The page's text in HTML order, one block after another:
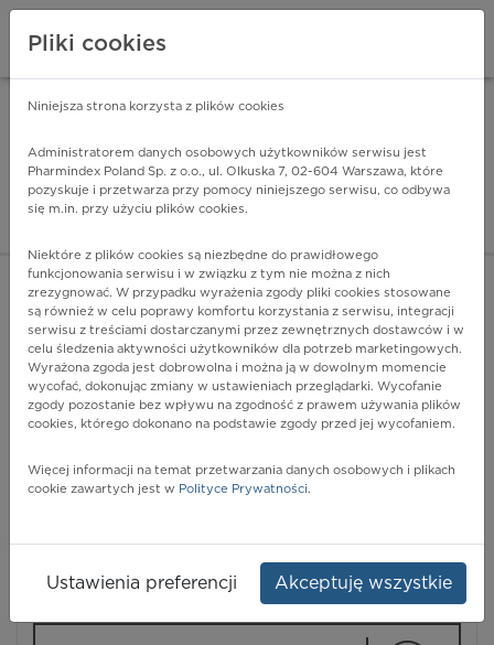
Pharmindex - lider
ZALOGUJ SIĘ
POKAŻ FILTRY
Pharmindex
Pliki cookies
Niniejsza strona korzysta z plików cookies
Administratorem danych osobowych użytkowników serwisu jest
Pharmindex Poland Sp. z o.o., ul. Olkuska 7, 02-604 Warszawa, które
pozyskuje i przetwarza przy pomocy niniejszego serwisu, co odbywa
się m.in. przy użyciu plików cookies.
Niektóre z plików cookies są niezbędne do prawidłowego
funkcjonowania serwisu i w związku z tym nie można z nich
zrezygnować. W przypadku wyrażenia zgody pliki cookies stosowane
są również w celu poprawy komfortu korzystania z serwisu, integracji
serwisu z treściami dostarczanymi przez zewnętrznych dostawców i w
celu śledzenia aktywności użytkowników dla potrzeb marketingowych.
Wyrażona zgoda jest dobrowolna i można ją w dowolnym momencie
wycofać, dokonując zmiany w ustawieniach przeglądarki. Wycofanie
zgody pozostanie bez wpływu na zgodność z prawem używania plików
cookies, którego dokonano na podstawie zgody przed jej wycofaniem.
Więcej informacji na temat przetwarzania danych osobowych i plikach
cookie zawartych jest w Polityce Prywatności.
Ustawienia preferencji Akceptuję wszystkie
ZA DARMO - w Google Play INSTALUJ